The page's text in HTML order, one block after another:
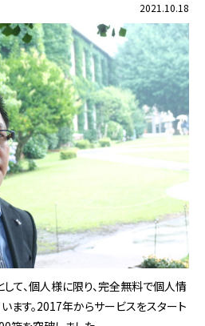
2021.10.18
て、個人様に限り、完全無料で個人情
ます。2017年からサービスをスタート